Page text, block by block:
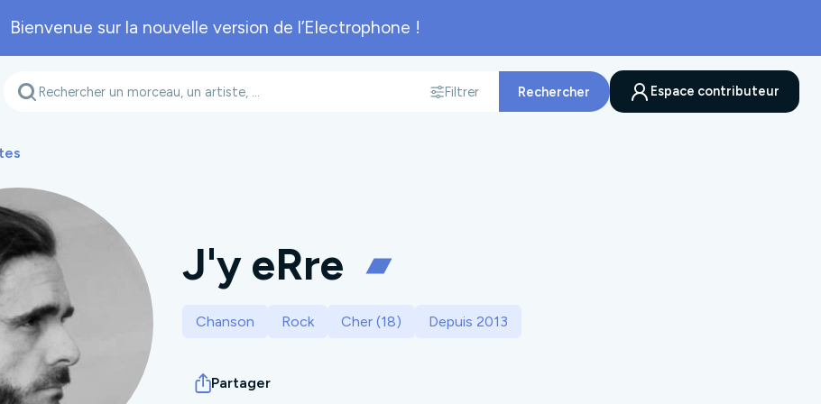
Bienvenue sur la nouvelle version de l’Electrophone !
Filtrer
Rechercher
Espace contributeur
J'y eRre
Chanson Rock Cher (18) Depuis 2013
Partager